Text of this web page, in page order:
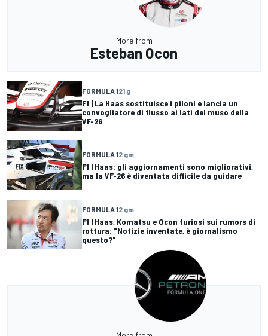
More from
Esteban Ocon
FORMULA 121 g
F1 | La Haas sostituisce i piloni e lancia un
convogliatore di flusso ai lati del muso della
VF-26
FORMULA 12 gm
F1 | Haas: gli aggiornamenti sono migliorativi,
ma la VF-26 è diventata difficile da guidare
FORMULA 12 gm
F1 | Haas, Komatsu e Ocon furiosi sui rumors di
rottura: "Notizie inventate, è giornalismo
questo?"